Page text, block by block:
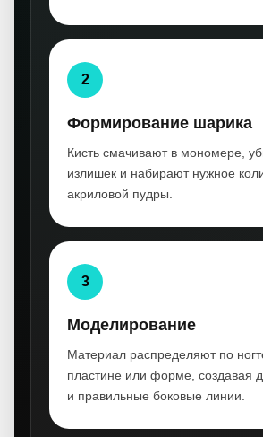
2
Формирование шарика
Кисть смачивают в мономере,
излишек и набирают нужное
акриловой пудры.
3
Моделирование
Материал распределяют по
пластине или форме, создавая
и правильные боковые линии.